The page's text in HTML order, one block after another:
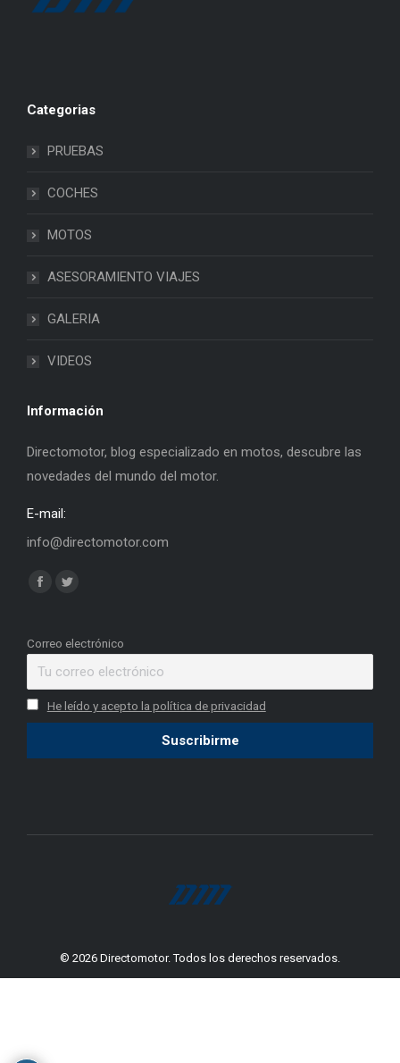
Categorias
PRUEBAS
COCHES
MOTOS
ASESORAMIENTO VIAJES
GALERIA
VIDEOS
Información
Directomotor, blog especializado en motos, descubre las
novedades del mundo del motor.
E-mail:
info@directomotor.com
Find us on:
Facebook
opens
window
Twitter
opens
window
Correo electrónico
He leído y acepto la política de privacidad
© 2026 Directomotor. Todos los derechos reservados.